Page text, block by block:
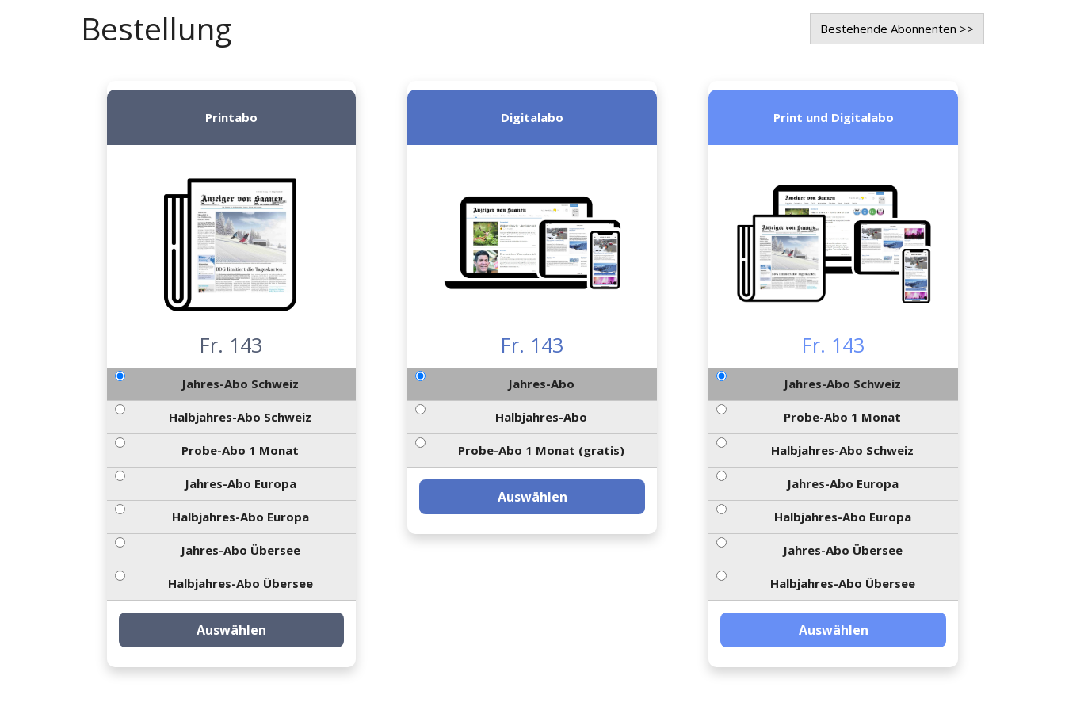
Bestellung Bestehende Abonnenten >>
Printabo
Fr. 143
Jahres-Abo Schweiz
Halbjahres-Abo Schweiz
Probe-Abo 1 Monat
Jahres-Abo Europa
Halbjahres-Abo Europa
Jahres-Abo Übersee
Halbjahres-Abo Übersee
Auswählen
Digitalabo
Fr. 143
Jahres-Abo
Halbjahres-Abo
Probe-Abo 1 Monat (gratis)
Auswählen
Print und Digitalabo
Fr. 143
Jahres-Abo Schweiz
Probe-Abo 1 Monat
Halbjahres-Abo Schweiz
Jahres-Abo Europa
Halbjahres-Abo Europa
Jahres-Abo Übersee
Halbjahres-Abo Übersee
Auswählen